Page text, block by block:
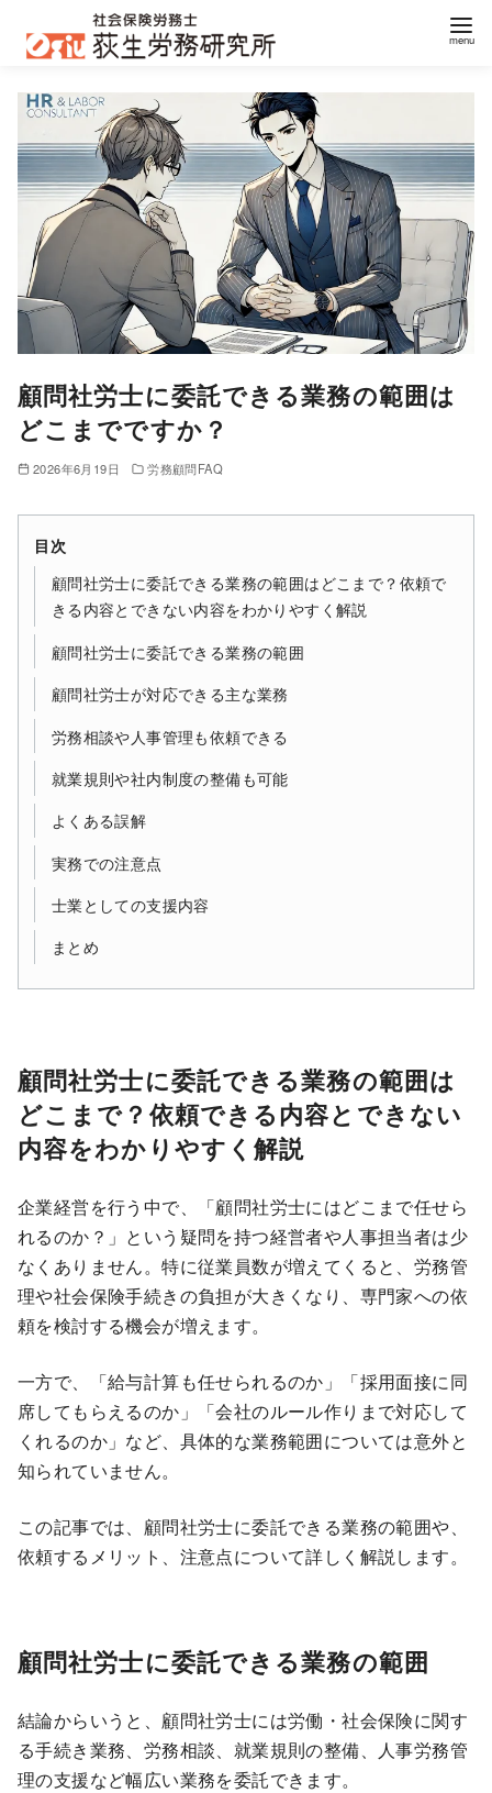
顧問社労士に委託できる業務の範囲は
どこまでですか？
2026年6月19日 労務顧問FAQ
目次
顧問社労士に委託できる業務の範囲はどこまで？依頼で
きる内容とできない内容をわかりやすく解説
顧問社労士に委託できる業務の範囲
顧問社労士が対応できる主な業務
労務相談や人事管理も依頼できる
就業規則や社内制度の整備も可能
よくある誤解
実務での注意点
士業としての支援内容
まとめ
顧問社労士に委託できる業務の範囲は
どこまで？依頼できる内容とできない
内容をわかりやすく解説
企業経営を行う中で、「顧問社労士にはどこまで任せら
れるのか？」という疑問を持つ経営者や人事担当者は少
なくありません。特に従業員数が増えてくると、労務管
理や社会保険手続きの負担が大きくなり、専門家への依
頼を検討する機会が増えます。
一方で、「給与計算も任せられるのか」「採用面接に同
席してもらえるのか」「会社のルール作りまで対応して
くれるのか」など、具体的な業務範囲については意外と
知られていません。
この記事では、顧問社労士に委託できる業務の範囲や、
依頼するメリット、注意点について詳しく解説します。
顧問社労士に委託できる業務の範囲
結論からいうと、顧問社労士には労働・社会保険に関す
る手続き業務、労務相談、就業規則の整備、人事労務管
理の支援など幅広い業務を委託できます。